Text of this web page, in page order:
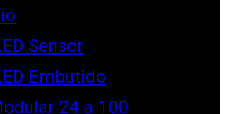
Sensor
Embutido
24 a 100